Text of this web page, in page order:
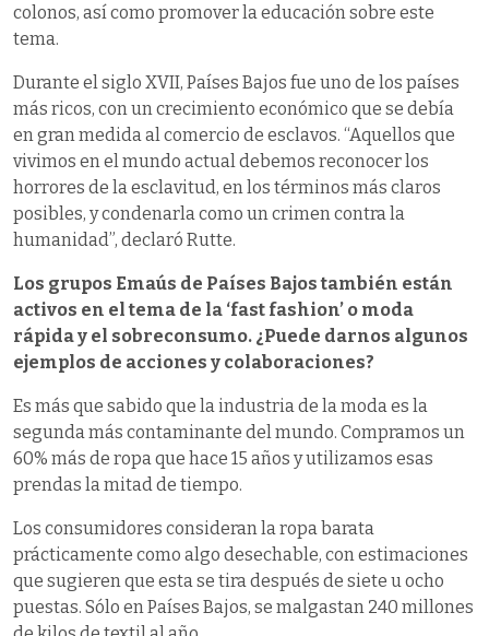
colonos, así como promover la educación sobre este
tema.
Durante el siglo XVII, Países Bajos fue uno de los países
más ricos, con un crecimiento económico que se debía
en gran medida al comercio de esclavos. “Aquellos que
vivimos en el mundo actual debemos reconocer los
horrores de la esclavitud, en los términos más claros
posibles, y condenarla como un crimen contra la
humanidad”, declaró Rutte.
Los grupos Emaús de Países Bajos también están
activos en el tema de la ‘fast fashion’ o moda
rápida y el sobreconsumo. ¿Puede darnos algunos
ejemplos de acciones y colaboraciones?
Es más que sabido que la industria de la moda es la
segunda más contaminante del mundo. Compramos un
60% más de ropa que hace 15 años y utilizamos esas
prendas la mitad de tiempo.
Los consumidores consideran la ropa barata
prácticamente como algo desechable, con estimaciones
que sugieren que esta se tira después de siete u ocho
puestas. Sólo en Países Bajos, se malgastan 240 millones